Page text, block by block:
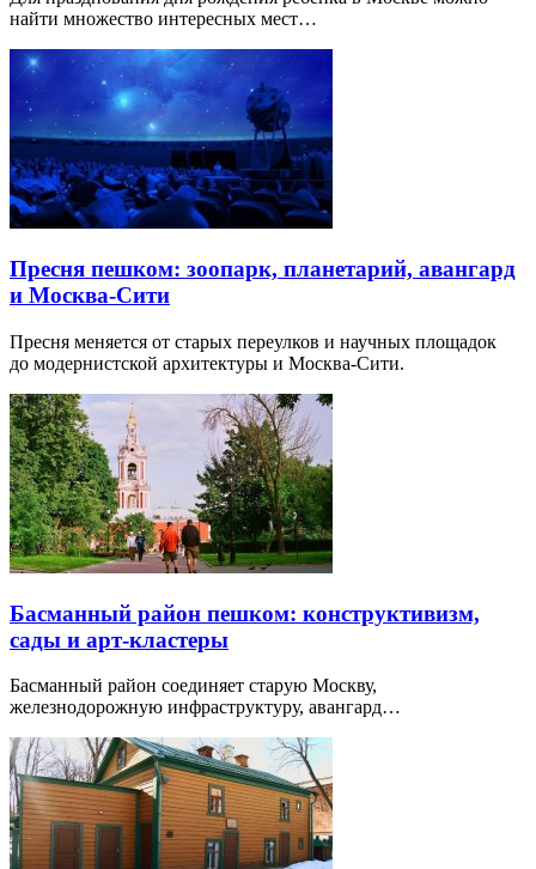
найти множество интересных мест…
Пресня пешком: зоопарк, планетарий, авангард
и Москва-Сити
Пресня меняется от старых переулков и научных площадок
до модернистской архитектуры и Москва-Сити.
Басманный район пешком: конструктивизм,
сады и арт-кластеры
Басманный район соединяет старую Москву,
железнодорожную инфраструктуру, авангард…